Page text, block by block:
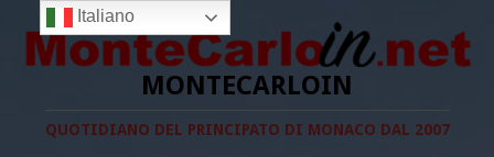
MONTECARLOIN
QUOTIDIANO DEL PRINCIPATO DI MONACO DAL 2007
Italiano